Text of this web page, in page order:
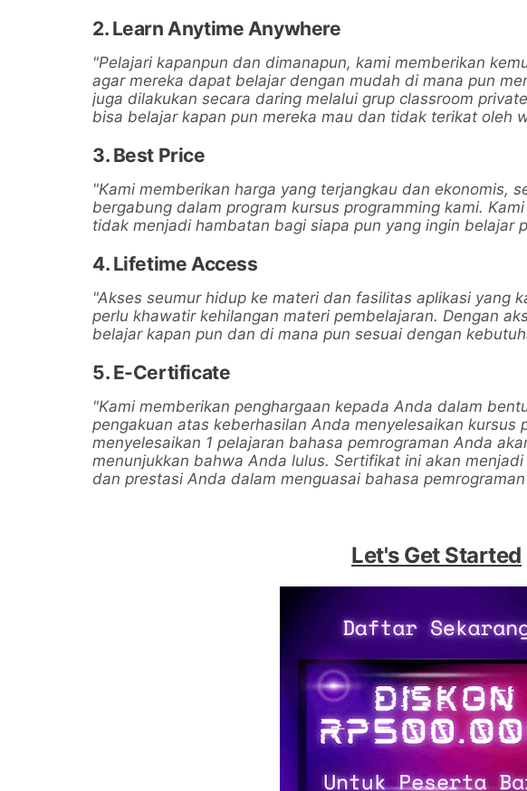
2. Learn Anytime Anywhere
"Pelajari kapanpun dan dimanapun, kami memberikan
agar mereka dapat belajar dengan mudah di mana pun
juga dilakukan secara daring melalui grup classroom
bisa belajar kapan pun mereka mau dan tidak terikat oleh
3. Best Price
"Kami memberikan harga yang terjangkau dan ekonomis,
bergabung dalam program kursus programming kami.
tidak menjadi hambatan bagi siapa pun yang ingin belajar
4. Lifetime Access
"Akses seumur hidup ke materi dan fasilitas aplikasi yang
perlu khawatir kehilangan materi pembelajaran. Dengan
belajar kapan pun dan di mana pun sesuai dengan
5. E-Certificate
"Kami memberikan penghargaan kepada Anda dalam
pengakuan atas keberhasilan Anda menyelesaikan kursus
menyelesaikan 1 pelajaran bahasa pemrograman Anda
menunjukkan bahwa Anda lulus. Sertifikat ini akan
dan prestasi Anda dalam menguasai bahasa
Let's Get Started